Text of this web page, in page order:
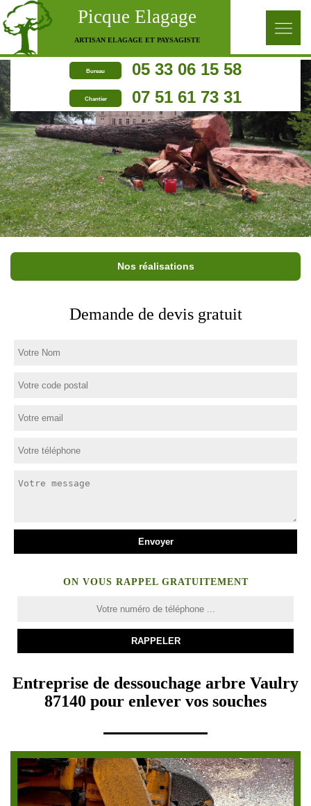
Picque Elagage
ARTISAN ELAGAGE ET PAYSAGISTE
Bureau 05 33 06 15 58
Chantier 07 51 61 73 31
Nos réalisations
Demande de devis gratuit
ON VOUS RAPPEL GRATUITEMENT
Entreprise de dessouchage arbre Vaulry
87140 pour enlever vos souches